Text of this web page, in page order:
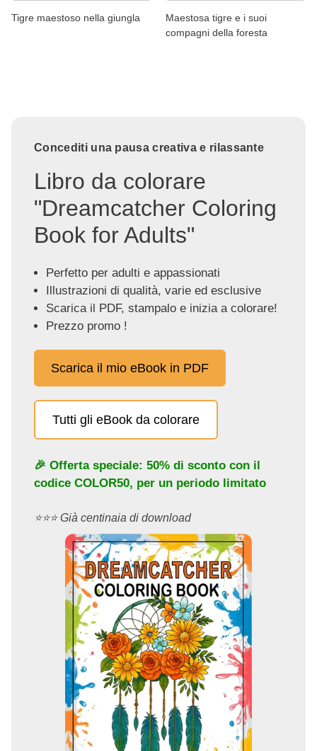
Tigre maestoso nella giungla
Maestosa tigre e i suoi
compagni della foresta
Concediti una pausa creativa e rilassante
Libro da colorare
"Dreamcatcher Coloring
Book for Adults"
Perfetto per adulti e appassionati
Illustrazioni di qualità, varie ed esclusive
Scarica il PDF, stampalo e inizia a colorare!
Prezzo promo !
Scarica il mio eBook in PDF
Tutti gli eBook da colorare
🎉 Offerta speciale: 50% di sconto con il
codice COLOR50, per un periodo limitato
⭐️⭐️⭐️ Già centinaia di download